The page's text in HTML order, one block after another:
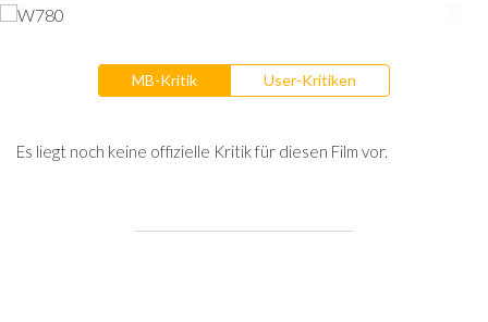
MB-Kritik User-Kritiken
Es liegt noch keine offizielle Kritik für diesen Film vor.